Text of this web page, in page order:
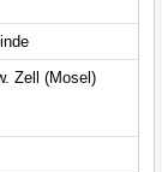
Zell (Mosel)